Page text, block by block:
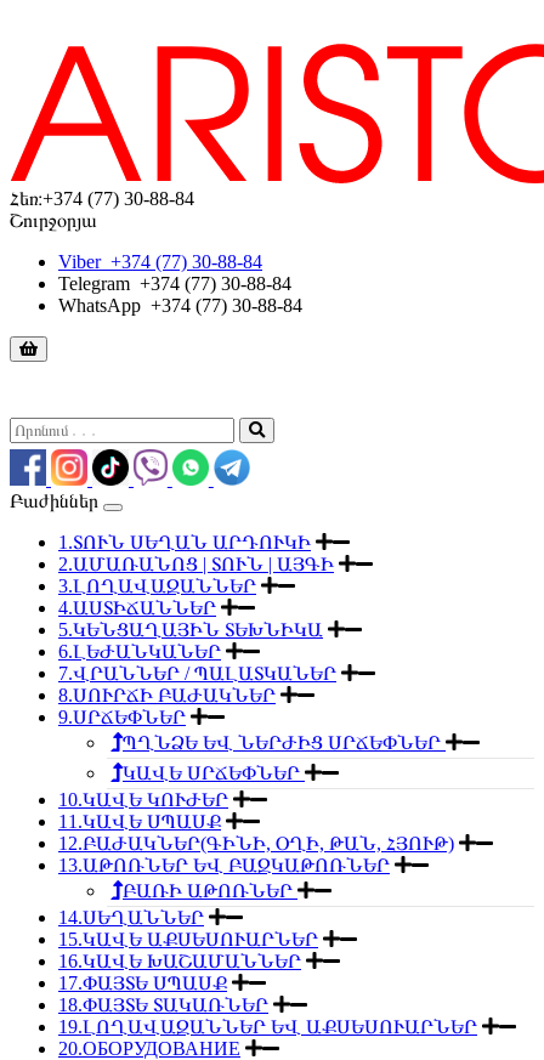
Հեռ։+374 (77) 30-88-84
Շուրջօրյա
Viber +374 (77) 30-88-84
Telegram +374 (77) 30-88-84
WhatsApp +374 (77) 30-88-84
Բաժիններ
1.ՏՈՒՆ ՍԵՂԱՆ ԱՐԴՈՒԿԻ
2.ԱՄԱՌԱՆՈՑ | ՏՈՒՆ | ԱՅԳԻ
3.ԼՈՂԱՎԱԶԱՆՆԵՐ
4.ԱՍՏԻՃԱՆՆԵՐ
5.ԿԵՆՑԱՂԱՅԻՆ ՏԵԽՆԻԿԱ
6.ԼԵԺԱՆԿԱՆԵՐ
7.ՎՐԱՆՆԵՐ / ՊԱԼԱՏԿԱՆԵՐ
8.ՍՈՒՐՃԻ ԲԱԺԱԿՆԵՐ
9.ՍՐՃԵՓՆԵՐ
ՊՂՆՁԵ ԵՎ ՆԵՐԺԻՑ ՍՐՃԵՓՆԵՐ
ԿԱՎԵ ՍՐՃԵՓՆԵՐ
10.ԿԱՎԵ ԿՈՒԺԵՐ
11.ԿԱՎԵ ՍՊԱՍՔ
12.ԲԱԺԱԿՆԵՐ(ԳԻՆԻ, ՕՂԻ, ԹԱՆ, ՀՅՈՒԹ)
13.ԱԹՈՌՆԵՐ ԵՎ ԲԱԶԿԱԹՈՌՆԵՐ
ԲԱՌԻ ԱԹՈՌՆԵՐ
14.ՍԵՂԱՆՆԵՐ
15.ԿԱՎԵ ԱՔՍԵՍՈՒԱՐՆԵՐ
16.ԿԱՎԵ ԽԱՇԱՄԱՆՆԵՐ
17.ՓԱՅՏԵ ՍՊԱՍՔ
18.ՓԱՅՏԵ ՏԱԿԱՌՆԵՐ
19.ԼՈՂԱՎԱԶԱՆՆԵՐ ԵՎ ԱՔՍԵՍՈՒԱՐՆԵՐ
20.ОБОРУДОВАНИЕ